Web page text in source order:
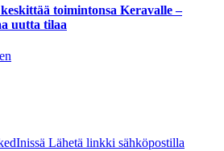
toimintonsa Keravalle –
uutta tilaa
Lähetä linkki sähköpostilla